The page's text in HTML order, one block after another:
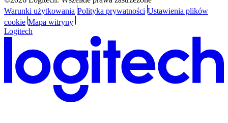
Warunki użytkowania Polityka prywatności Ustawienia plików
cookie Mapa witryny
Logitech